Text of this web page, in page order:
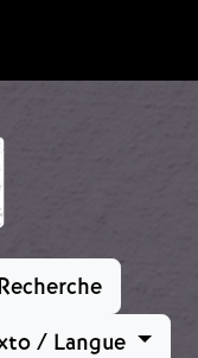
/ Langue